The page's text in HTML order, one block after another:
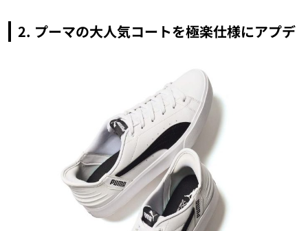
2. プーマの大人気コートを極楽仕様にアプデ